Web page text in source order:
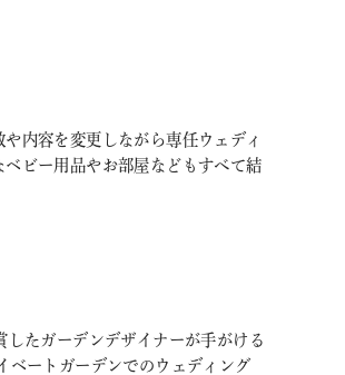
内容を変更しながら専任ウェディ
ビー用品やお部屋などもすべて結
たガーデンデザイナーが手がける
ベートガーデンでのウェディング